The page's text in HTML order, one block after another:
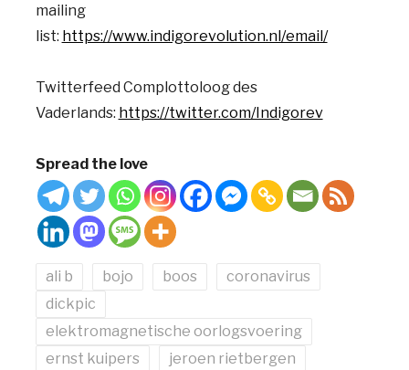
mailing
list: https://www.indigorevolution.nl/email/
Twitterfeed Complottoloog des
Vaderlands: https://twitter.com/Indigorev
Spread the love
ali b bojo boos
coronavirus
dickpic
elektromagnetische oorlogsvoering
ernst kuipers
jeroen rietbergen